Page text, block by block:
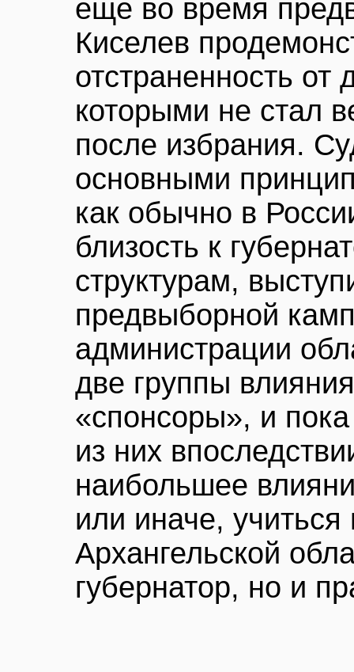
еще во время
Киселев
отстраненность от
которыми не стал
после избрания.
основными
как обычно в
близость к
структурам,
предвыборной
администрации
две группы
«спонсоры», и
из них
наибольшее
или иначе, учиться
Архангельской
губернатор, но и